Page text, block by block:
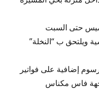
ب “النخلة”
إضافية على فواتير
بجهة فاس مكناس